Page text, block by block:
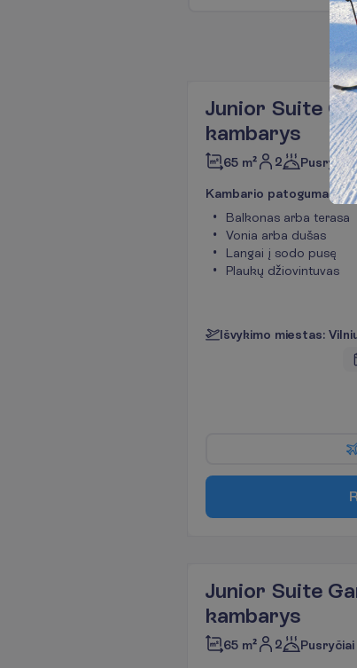
Junior Suite
kambarys
65 m² 2
Kambario patogumai
Balkonas arba terasa
Vonia arba dušas
Langai į sodo pusę
Plaukų džiovintuvas
Išvykimo miestas: Vilni
R
Junior Suite
kambarys
65 m² 2